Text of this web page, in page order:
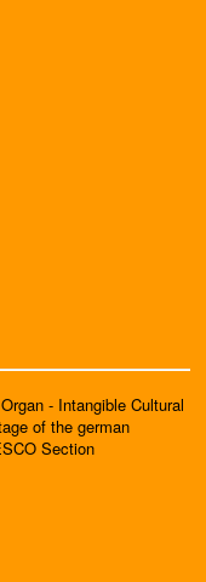
- Intangible Cultural
of the german
Section